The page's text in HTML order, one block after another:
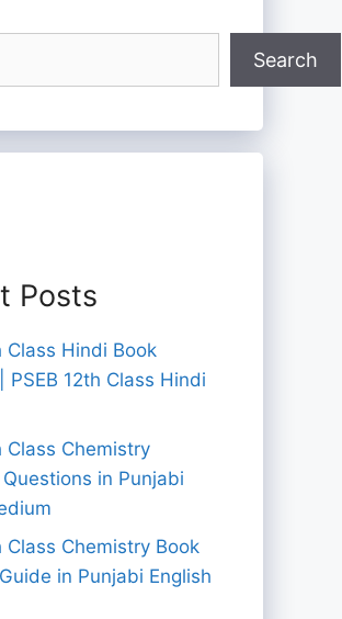
Search
Posts
Class Hindi Book
PSEB 12th Class Hindi
Class Chemistry
in Punjabi
Class Chemistry Book
in Punjabi English